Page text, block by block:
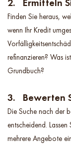
Finden Sie heraus,
wenn Ihr Kredit
refinanzieren? Was
Grundbuch?
3. Bewerten
Die Suche nach der
entscheidend.
mehrere Angebote